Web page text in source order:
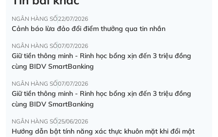
NGÂN HÀNG SỐ22/07/2026
Cảnh báo lừa đảo đổi điểm thưởng qua tin nhắn
NGÂN HÀNG SỐ07/07/2026
Giữ tiền thông minh - Rinh học bổng xịn đến 3 triệu đồng
cùng BIDV SmartBanking
NGÂN HÀNG SỐ07/07/2026
Giữ tiền thông minh - Rinh học bổng xịn đến 3 triệu đồng
cùng BIDV SmartBanking
NGÂN HÀNG SỐ25/06/2026
Hướng dẫn bật tính năng xác thực khuôn mặt khi đổi mật